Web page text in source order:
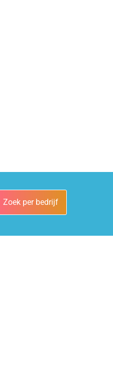
Zoek per bedrijf